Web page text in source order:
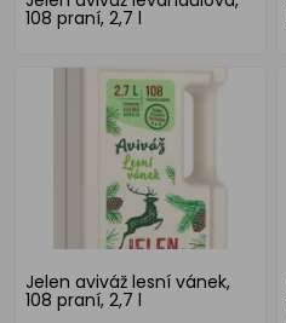
108 praní, 2,7 l
Jelen aviváž lesní vánek,
108 praní, 2,7 l